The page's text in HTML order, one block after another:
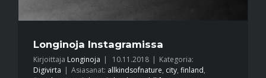
Longinoja Instagramissa
Kirjoittaja Longinoja | 10.11.2018 | Kategoria:
Digivirta | Asiasanat: allkindsofnature, city, finland,